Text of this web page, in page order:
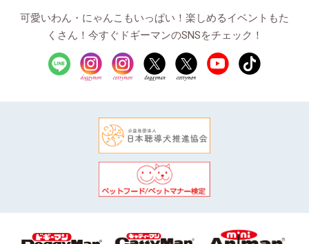
可愛いわん・にゃんこもいっぱい！楽しめるイベントもた
くさん！今すぐドギーマンのSNSをチェック！